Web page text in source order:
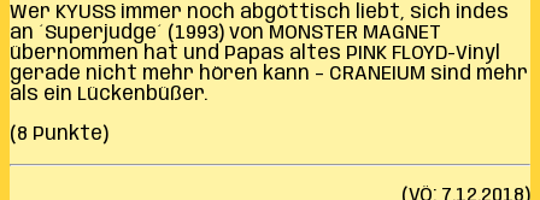
Wer KYUSS immer noch abgöttisch liebt, sich indes
an ´Superjudge´ (1993) von MONSTER MAGNET
übernommen hat und Papas altes PINK FLOYD-Vinyl
gerade nicht mehr hören kann – CRANEIUM sind mehr
als ein Lückenbüßer.
(8 Punkte)
(VÖ: 7.12.2018)